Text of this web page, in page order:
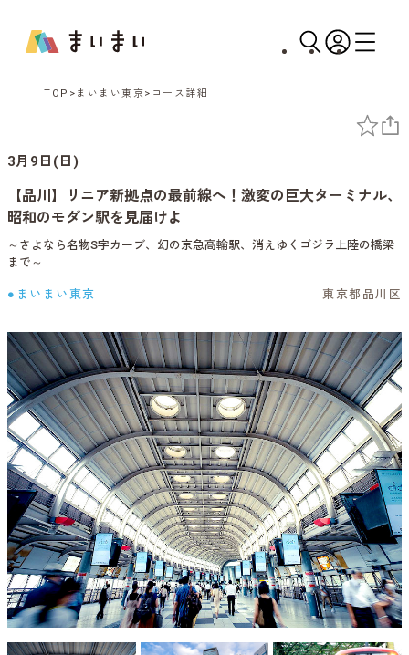
TOP まいまい東京 コース詳細
3月9日(日)
【品川】リニア新拠点の最前線へ！激変の巨大ターミナル、
昭和のモダン駅を見届けよ
～さよなら名物S字カーブ、幻の京急高輪駅、消えゆくゴジラ上陸の橋梁
まで～
●まいまい東京 東京都品川区